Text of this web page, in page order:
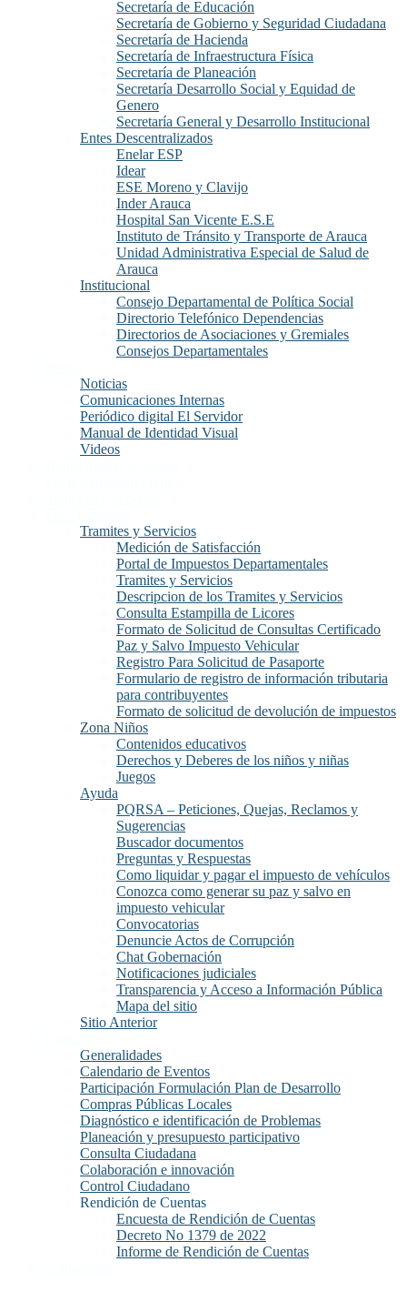
Secretaría de Educación
Secretaría de Gobierno y Seguridad Ciudadana
Secretaría de Hacienda
Secretaría de Infraestructura Física
Secretaría de Planeación
Secretaría Desarrollo Social y Equidad de
Genero
Secretaría General y Desarrollo Institucional
Entes Descentralizados
Enelar ESP
Idear
ESE Moreno y Clavijo
Inder Arauca
Hospital San Vicente E.S.E
Instituto de Tránsito y Transporte de Arauca
Unidad Administrativa Especial de Salud de
Arauca
Institucional
Consejo Departamental de Política Social
Directorio Telefónico Dependencias
Directorios de Asociaciones y Gremiales
Consejos Departamentales
Noticias
Comunicaciones Internas
Periódico digital El Servidor
Manual de Identidad Visual
Videos
Tramites y Servicios
Medición de Satisfacción
Portal de Impuestos Departamentales
Tramites y Servicios
Descripcion de los Tramites y Servicios
Consulta Estampilla de Licores
Formato de Solicitud de Consultas Certificado
Paz y Salvo Impuesto Vehicular
Registro Para Solicitud de Pasaporte
Formulario de registro de información tributaria
para contribuyentes
Formato de solicitud de devolución de impuestos
Zona Niños
Contenidos educativos
Derechos y Deberes de los niños y niñas
Juegos
Ayuda
PQRSA – Peticiones, Quejas, Reclamos y
Sugerencias
Buscador documentos
Preguntas y Respuestas
Como liquidar y pagar el impuesto de vehículos
Conozca como generar su paz y salvo en
impuesto vehicular
Convocatorias
Denuncie Actos de Corrupción
Chat Gobernación
Notificaciones judiciales
Transparencia y Acceso a Información Pública
Mapa del sitio
Sitio Anterior
Generalidades
Calendario de Eventos
Participación Formulación Plan de Desarrollo
Compras Públicas Locales
Diagnóstico e identificación de Problemas
Planeación y presupuesto participativo
Consulta Ciudadana
Colaboración e innovación
Control Ciudadano
Rendición de Cuentas
Encuesta de Rendición de Cuentas
Decreto No 1379 de 2022
Informe de Rendición de Cuentas